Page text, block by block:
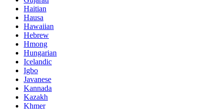
Haitian
Hausa
Hawaiian
Hebrew
Hmong
Hungarian
Icelandic
Igbo
Javanese
Kannada
Kazakh
Khmer